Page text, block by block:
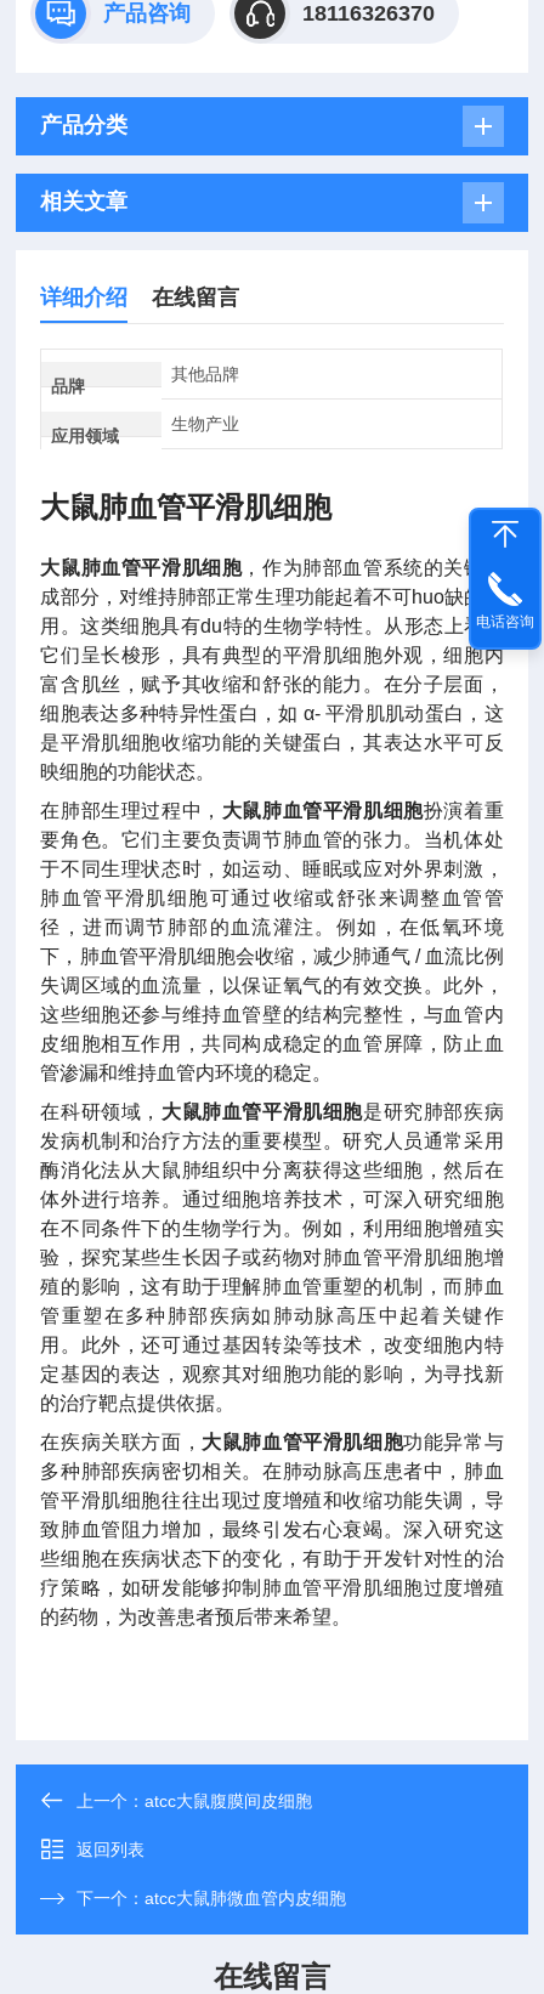
产品咨询 18116326370
产品分类
相关文章
详细介绍 在线留言
品牌
其他品牌
应用领域
生物产业
大鼠肺血管平滑肌细胞
大鼠肺血管平滑肌细胞，作为肺部血管系统的关键组
成部分，对维持肺部正常生理功能起着不可huo缺的作
用。这类细胞具有du特的生物学特性。从形态上看，
它们呈长梭形，具有典型的平滑肌细胞外观，细胞内
富含肌丝，赋予其收缩和舒张的能力。在分子层面，
细胞表达多种特异性蛋白，如 α- 平滑肌肌动蛋白，这
是平滑肌细胞收缩功能的关键蛋白，其表达水平可反
映细胞的功能状态。
在肺部生理过程中， 大鼠肺血管平滑肌细胞扮演着重
要角色。它们主要负责调节肺血管的张力。当机体处
于不同生理状态时，如运动、睡眠或应对外界刺激，
肺血管平滑肌细胞可通过收缩或舒张来调整血管管
径，进而调节肺部的血流灌注。例如，在低氧环境
下，肺血管平滑肌细胞会收缩，减少肺通气 / 血流比例
失调区域的血流量，以保证氧气的有效交换。此外，
这些细胞还参与维持血管壁的结构完整性，与血管内
皮细胞相互作用，共同构成稳定的血管屏障，防止血
管渗漏和维持血管内环境的稳定。
在科研领域， 大鼠肺血管平滑肌细胞是研究肺部疾病
发病机制和治疗方法的重要模型。研究人员通常采用
酶消化法从大鼠肺组织中分离获得这些细胞，然后在
体外进行培养。通过细胞培养技术，可深入研究细胞
在不同条件下的生物学行为。例如，利用细胞增殖实
验，探究某些生长因子或药物对肺血管平滑肌细胞增
殖的影响，这有助于理解肺血管重塑的机制，而肺血
管重塑在多种肺部疾病如肺动脉高压中起着关键作
用。此外，还可通过基因转染等技术，改变细胞内特
定基因的表达，观察其对细胞功能的影响，为寻找新
的治疗靶点提供依据。
在疾病关联方面， 大鼠肺血管平滑肌细胞功能异常与
多种肺部疾病密切相关。在肺动脉高压患者中，肺血
管平滑肌细胞往往出现过度增殖和收缩功能失调，导
致肺血管阻力增加，最终引发右心衰竭。深入研究这
些细胞在疾病状态下的变化，有助于开发针对性的治
疗策略，如研发能够抑制肺血管平滑肌细胞过度增殖
的药物，为改善患者预后带来希望。
上一个：atcc大鼠腹膜间皮细胞
返回列表
下一个：atcc大鼠肺微血管内皮细胞
在线留言
电话咨询